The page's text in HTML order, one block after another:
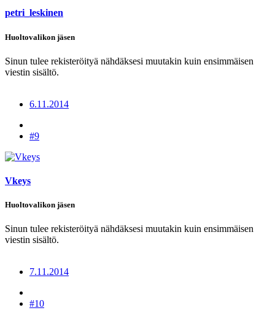
petri_leskinen
Huoltovalikon jäsen
Sinun tulee rekisteröityä nähdäksesi muutakin kuin ensimmäisen
viestin sisältö.
6.11.2014
#9
Vkeys
Huoltovalikon jäsen
Sinun tulee rekisteröityä nähdäksesi muutakin kuin ensimmäisen
viestin sisältö.
7.11.2014
#10